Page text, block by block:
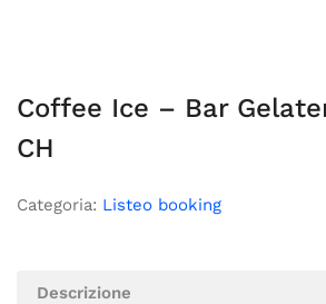
Coffee Ice – Bar
CH
Categoria: Listeo booking
Descrizione